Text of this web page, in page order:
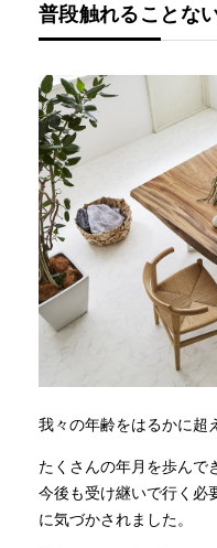
普段触れることな
我々の年齢をはるかに超
たくさんの年月を歩んで
今後も受け継いで行く必
に気づかされました。